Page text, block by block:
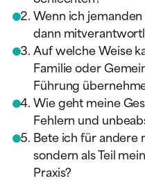
Wenn ich
dann
Auf welche Weise
Familie oder
Führung
Wie geht meine
Fehlern und
Bete ich für andere
sondern als Teil
Praxis?